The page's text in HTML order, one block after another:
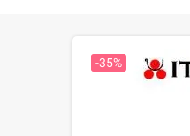
-35%